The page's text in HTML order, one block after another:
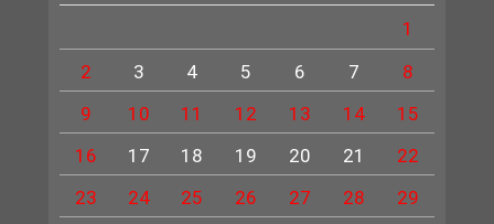
1
2
3 4 5 6 7
8
9
10 11 12 13 14
15
16
17 18 19 20 21
22
23
24 25 26 27 28
29